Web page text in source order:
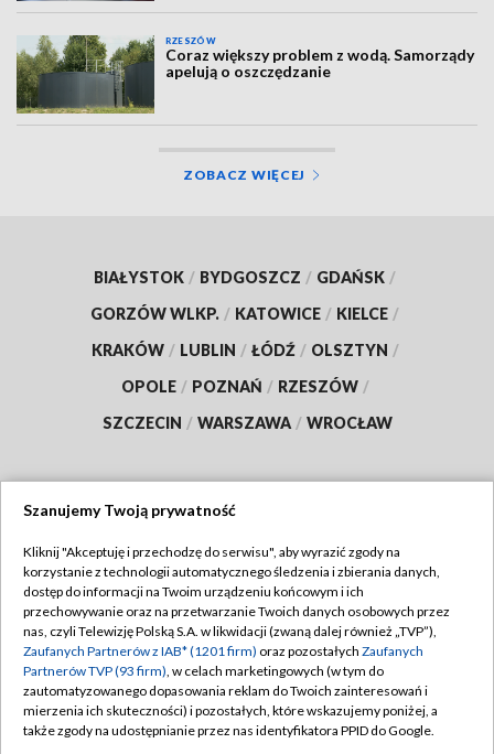
RZESZÓW
Coraz większy problem z wodą. Samorządy
apelują o oszczędzanie
ZOBACZ WIĘCEJ
BIAŁYSTOK / BYDGOSZCZ / GDAŃSK /
GORZÓW WLKP. / KATOWICE / KIELCE /
KRAKÓW / LUBLIN / ŁÓDŹ / OLSZTYN /
OPOLE / POZNAŃ / RZESZÓW /
SZCZECIN / WARSZAWA / WROCŁAW
TVP
Abonament TVP
Emisja w TVP
Centrum informacji TVP
Naziemna Telewizja Cyfrowa
Regulamin TVP
Polityka prywatności
Moje zgody
Pomoc
Szanujemy Twoją prywatność
Kliknij "Akceptuję i przechodzę do serwisu", aby wyrazić zgody na
korzystanie z technologii automatycznego śledzenia i zbierania danych,
dostęp do informacji na Twoim urządzeniu końcowym i ich
przechowywanie oraz na przetwarzanie Twoich danych osobowych przez
nas, czyli Telewizję Polską S.A. w likwidacji (zwaną dalej również „TVP”),
Zaufanych Partnerów z IAB* (1201 firm) oraz pozostałych Zaufanych
Partnerów TVP (93 firm), w celach marketingowych (w tym do
zautomatyzowanego dopasowania reklam do Twoich zainteresowań i
mierzenia ich skuteczności) i pozostałych, które wskazujemy poniżej, a
także zgody na udostępnianie przez nas identyfikatora PPID do Google.